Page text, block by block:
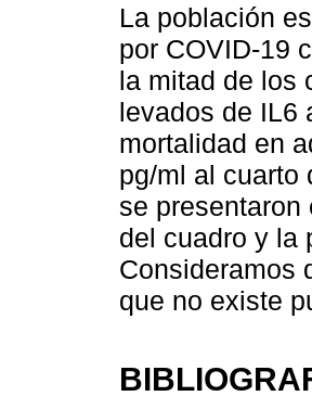
La población
por COVID-19
la mitad de los
levados de IL6
mortalidad en
pg/ml al cuarto
se
del cuadro y la
Consideramos
que no existe